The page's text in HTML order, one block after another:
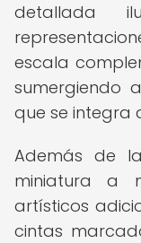
detallada
escala
sumergiendo
que se integra
Además de
miniatura a
artísticos
cintas